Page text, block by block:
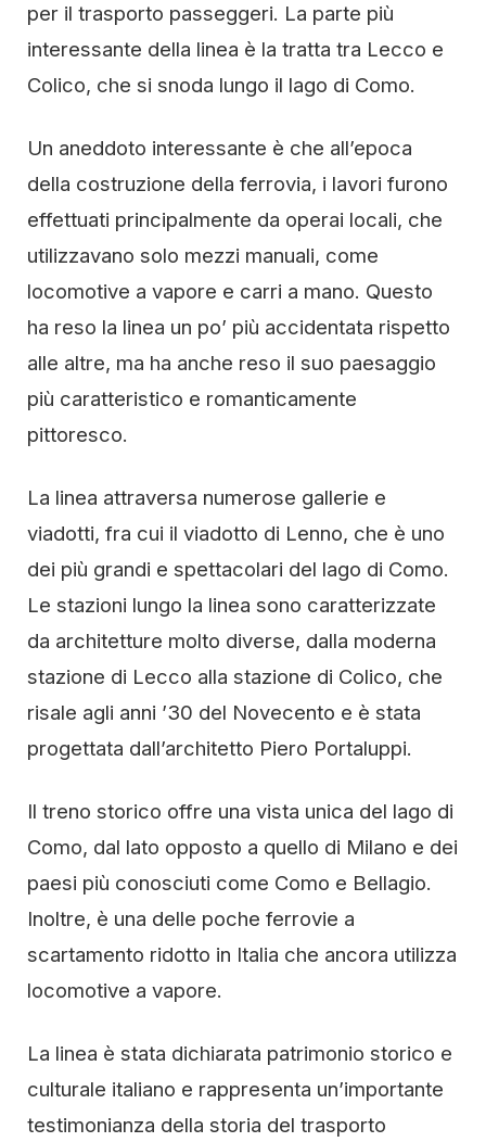
per il trasporto passeggeri. La parte più
interessante della linea è la tratta tra Lecco e
Colico, che si snoda lungo il lago di Como.
Un aneddoto interessante è che all’epoca
della costruzione della ferrovia, i lavori furono
effettuati principalmente da operai locali, che
utilizzavano solo mezzi manuali, come
locomotive a vapore e carri a mano. Questo
ha reso la linea un po’ più accidentata rispetto
alle altre, ma ha anche reso il suo paesaggio
più caratteristico e romanticamente
pittoresco.
La linea attraversa numerose gallerie e
viadotti, fra cui il viadotto di Lenno, che è uno
dei più grandi e spettacolari del lago di Como.
Le stazioni lungo la linea sono caratterizzate
da architetture molto diverse, dalla moderna
stazione di Lecco alla stazione di Colico, che
risale agli anni ’30 del Novecento e è stata
progettata dall’architetto Piero Portaluppi.
Il treno storico offre una vista unica del lago di
Como, dal lato opposto a quello di Milano e dei
paesi più conosciuti come Como e Bellagio.
Inoltre, è una delle poche ferrovie a
scartamento ridotto in Italia che ancora utilizza
locomotive a vapore.
La linea è stata dichiarata patrimonio storico e
culturale italiano e rappresenta un’importante
testimonianza della storia del trasporto